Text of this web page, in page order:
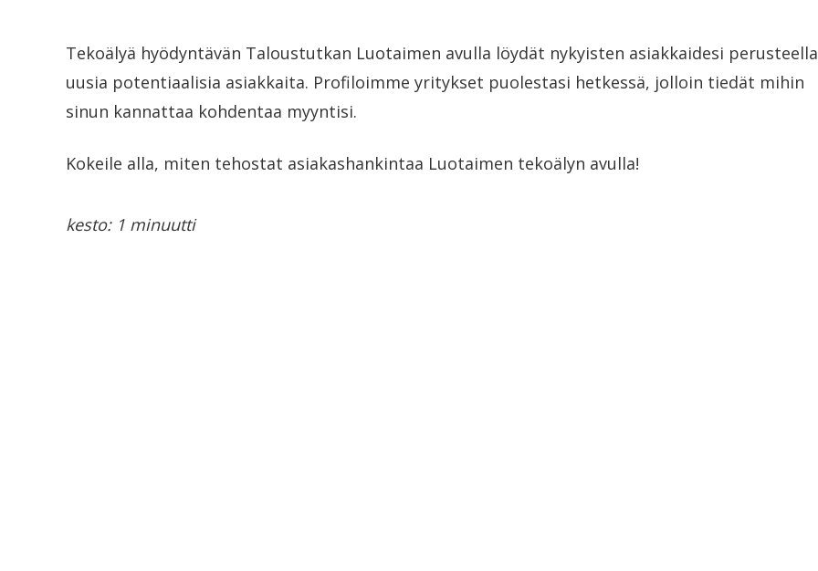
Tekoälyä hyödyntävän Taloustutkan Luotaimen avulla löydät nykyisten asiakkaidesi perusteella
uusia potentiaalisia asiakkaita. Profiloimme yritykset puolestasi hetkessä, jolloin tiedät mihin
sinun kannattaa kohdentaa myyntisi.
Kokeile alla, miten tehostat asiakashankintaa Luotaimen tekoälyn avulla!
kesto: 1 minuutti